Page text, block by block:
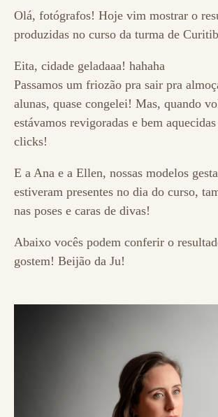
Olá, fotógrafos! Hoje vim mostrar o
produzidas no curso da turma de
Eita, cidade geladaaa! hahaha
Passamos um friozão pra sair pra
alunas, quase congelei! Mas, quando
estávamos revigoradas e bem
clicks!
E a Ana e a Ellen, nossas modelos
estiveram presentes no dia do curso,
nas poses e caras de divas!
Abaixo vocês podem conferir o
gostem! Beijão da Ju!